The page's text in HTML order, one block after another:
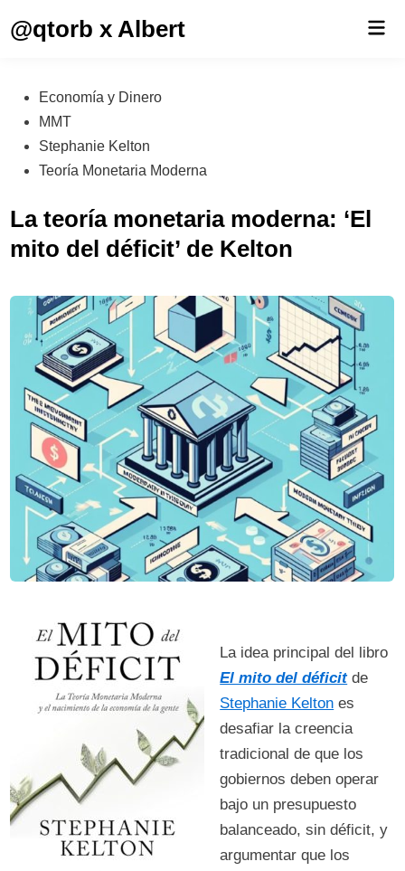
@qtorb x Albert
Publicado
en
Economía y Dinero
MMT
Stephanie Kelton
Teoría Monetaria Moderna
La teoría monetaria moderna: ‘El
mito del déficit’ de Kelton
La idea principal del libro
El mito del déficitde
Stephanie Kelton es
desafiar la creencia
tradicional de que los
gobiernos deben operar
bajo un presupuesto
balanceado, sin déficit, y
argumentar que los